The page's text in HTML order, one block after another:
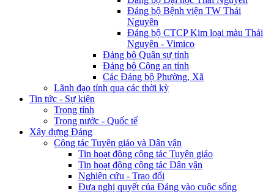
Đảng bộ Bệnh viện TW Thái
Nguyên
Đảng bộ CTCP Kim loại màu Thái
Nguyên - Vimico
Đảng bộ Quân sự tỉnh
Đảng bộ Công an tỉnh
Các Đảng bộ Phường, Xã
Lãnh đạo tỉnh qua các thời kỳ
Tin tức - Sự kiện
Trong tỉnh
Trong nước - Quốc tế
Xây dựng Đảng
Công tác Tuyên giáo và Dân vận
Tin hoạt động công tác Tuyên giáo
Tin hoạt động công tác Dân vận
Nghiên cứu - Trao đổi
Đưa nghị quyết của Đảng vào cuộc sống